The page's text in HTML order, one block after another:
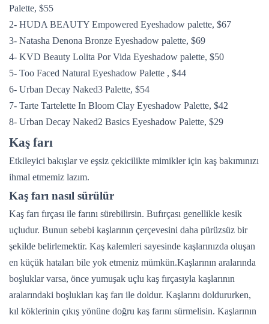
Palette, $55
2- HUDA BEAUTY Empowered Eyeshadow palette, $67
3- Natasha Denona Bronze Eyeshadow palette, $69
4- KVD Beauty Lolita Por Vida Eyeshadow palette, $50
5- Too Faced Natural Eyeshadow Palette , $44
6- Urban Decay Naked3 Palette, $54
7- Tarte Tartelette In Bloom Clay Eyeshadow Palette, $42
8- Urban Decay Naked2 Basics Eyeshadow Palette, $29
Kaş farı
Etkileyici bakışlar ve eşsiz çekicilikte mimikler için kaş bakımınızı
ihmal etmemiz lazım.
Kaş farı nasıl sürülür
Kaş farı fırçası ile farını sürebilirsin. Bufırçası genellikle kesik
uçludur. Bunun sebebi kaşlarının çerçevesini daha pürüzsüz bir
şekilde belirlemektir. Kaş kalemleri sayesinde kaşlarınızda oluşan
en küçük hataları bile yok etmeniz mümkün.Kaşlarının aralarında
boşluklar varsa, önce yumuşak uçlu kaş fırçasıyla kaşlarının
aralarındaki boşlukları kaş farı ile doldur. Kaşlarını doldururken,
kıl köklerinin çıkış yönüne doğru kaş farını sürmelisin. Kaşlarının